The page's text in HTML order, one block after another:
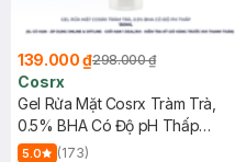
139.000 ₫298.000 ₫
Cosrx
Gel Rửa Mặt Cosrx Tràm Trà,
0.5% BHA Có Độ pH Thấp
150ml
5.0
(173)